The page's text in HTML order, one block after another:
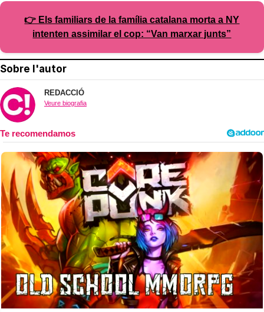
👉 Els familiars de la família catalana morta a NY
intenten assimilar el cop: “Van marxar junts”
Sobre l'autor
REDACCIÓ
Veure biografia